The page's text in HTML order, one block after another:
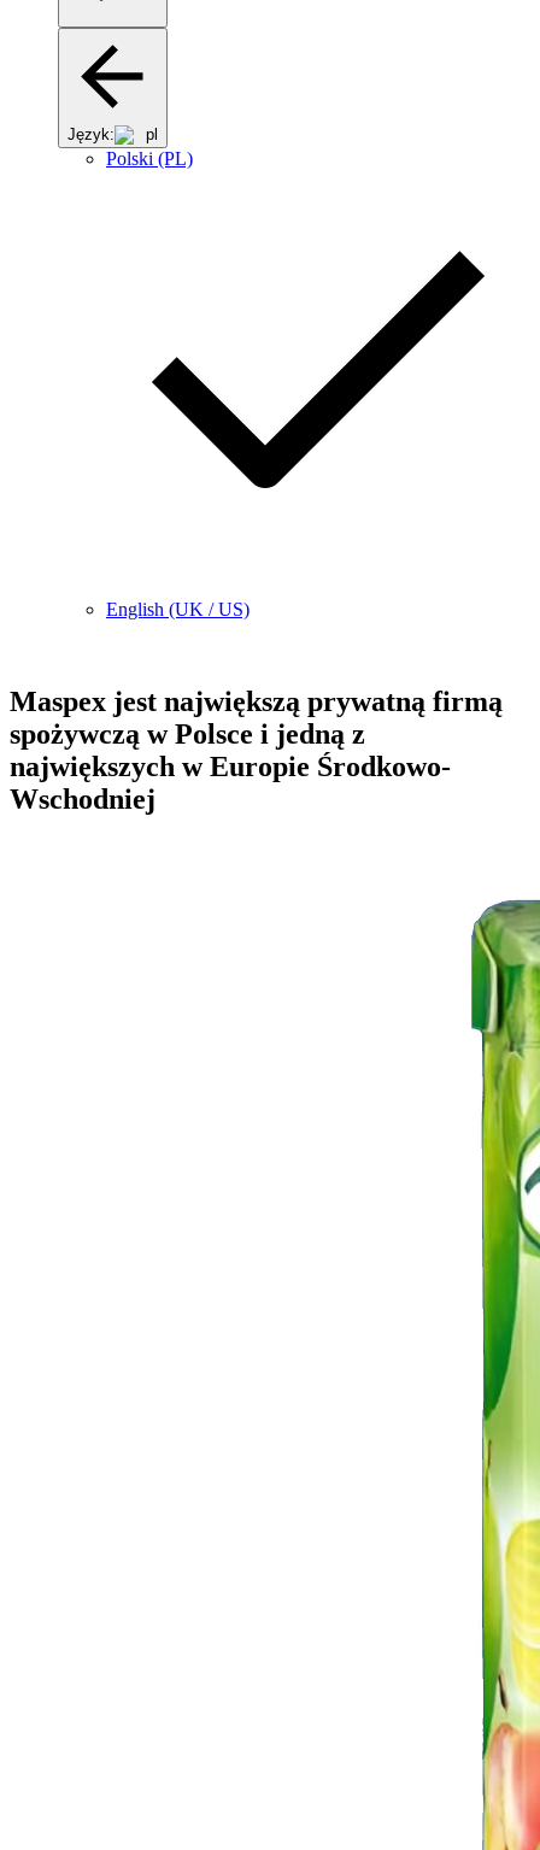
Język: pl
Polski (PL)
English (UK / US)
Maspex jest największą prywatną firmą
spożywczą w Polsce i jedną z
największych w Europie Środkowo-
Wschodniej